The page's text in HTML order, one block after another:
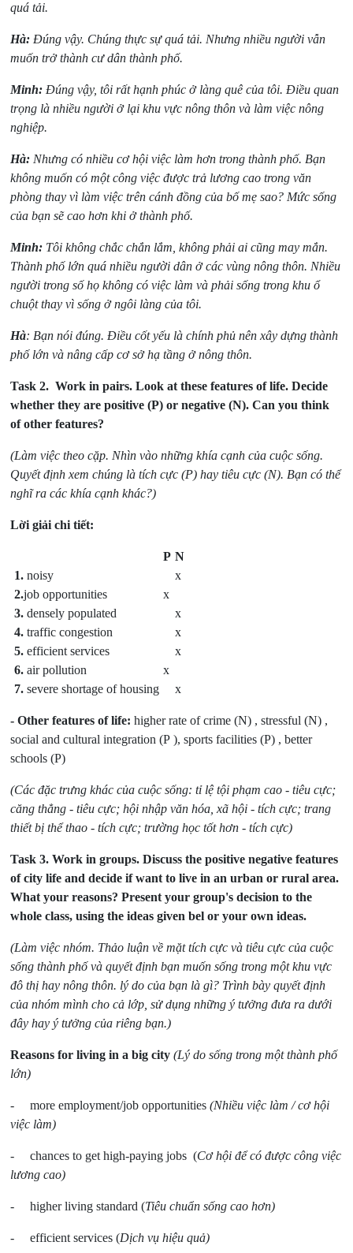
quá tải.
Hà: Đúng vậy. Chúng thực sự quá tải. Nhưng nhiều người vẫn
muốn trở thành cư dân thành phố.
Minh: Đúng vậy, tôi rất hạnh phúc ở làng quê của tôi. Điều quan
trọng là nhiều người ở lại khu vực nông thôn và làm việc nông
nghiệp.
Hà: Nhưng có nhiều cơ hội việc làm hơn trong thành phố. Bạn
không muốn có một công việc được trả lương cao trong văn
phòng thay vì làm việc trên cánh đồng của bố mẹ sao? Mức sống
của bạn sẽ cao hơn khi ở thành phố.
Minh: Tôi không chắc chắn lắm, không phải ai cũng may mắn.
Thành phố lớn quá nhiều người dân ở các vùng nông thôn. Nhiều
người trong số họ không có việc làm và phải sống trong khu ổ
chuột thay vì sống ở ngôi làng của tôi.
Hà: Bạn nói đúng. Điều cốt yếu là chính phủ nên xây dựng thành
phố lớn và nâng cấp cơ sở hạ tầng ở nông thôn.
Task 2. Work in pairs. Look at these features of life. Decide
whether they are positive (P) or negative (N). Can you think
of other features?
(Làm việc theo cặp. Nhìn vào những khía cạnh của cuộc sống.
Quyết định xem chúng là tích cực (P) hay tiêu cực (N). Bạn có thể
nghĩ ra các khía cạnh khác?)
Lời giải chi tiết:
P N
1. noisy
x
2.job opportunities
x
3. densely populated
x
4. traffic congestion
x
5. efficient services
x
6. air pollution
x
7. severe shortage of housing x
- Other features of life: higher rate of crime (N) , stressful (N) ,
social and cultural integration (P ), sports facilities (P) , better
schools (P)
(Các đặc trưng khác của cuộc sống: tỉ lệ tội phạm cao - tiêu cực;
căng thẳng - tiêu cực; hội nhập văn hóa, xã hội - tích cực; trang
thiết bị thể thao - tích cực; trường học tốt hơn - tích cực)
Task 3. Work in groups. Discuss the positive negative features
of city life and decide if want to live in an urban or rural area.
What your reasons? Present your group's decision to the
whole class, using the ideas given bel or your own ideas.
(Làm việc nhóm. Thảo luận về mặt tích cực và tiêu cực của cuộc
sống thành phố và quyết định bạn muốn sống trong một khu vực
đô thị hay nông thôn. lý do của bạn là gì? Trình bày quyết định
của nhóm mình cho cả lớp, sử dụng những ý tưởng đưa ra dưới
đây hay ý tưởng của riêng bạn.)
Reasons for living in a big city (Lý do sống trong một thành phố
lớn)
- more employment/job opportunities(Nhiều việc làm / cơ hội
việc làm)
- chances to get high-paying jobs (Cơ hội để có được công việc
lương cao)
- higher living standard (Tiêu chuẩn sống cao hơn)
- efficient services(Dịch vụ hiệu quả)